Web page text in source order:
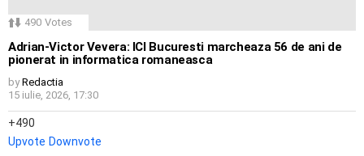
490 Votes
Adrian-Victor Vevera: ICI Bucuresti marcheaza 56 de ani de
pionerat in informatica romaneasca
by Redactia
15 iulie, 2026, 17:30
490
Upvote Downvote